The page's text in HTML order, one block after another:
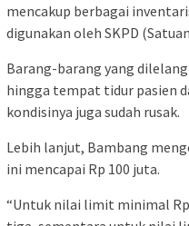
mencakup berbagai
digunakan oleh SKPD
Barang-barang yang
hingga tempat tidur pasien
kondisinya juga sudah rusak.
Lebih lanjut, Bambang
ini mencapai Rp 100 juta.
“Untuk nilai limit minimal